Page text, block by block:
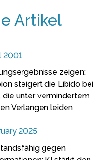
Artikel
2001
zeigen:
steigert die Libido bei
die unter vermindertem
Verlangen leiden
2025
gegen